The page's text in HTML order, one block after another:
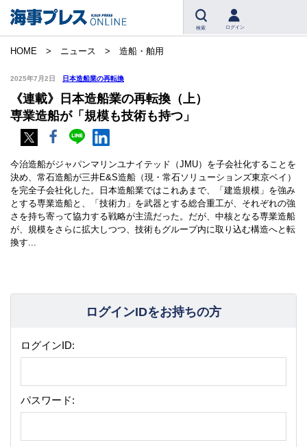
検索 ログイン
HOME ニュース 造船・舶用
2025年7月2日 日本造船業の再転換
《連載》日本造船業の再転換（上）
専業造船が「規模も技術も持つ」
今治造船がジャパンマリンユナイテッド（JMU）を子会社化することを
決め、常石造船が三井E&S造船（現・常石ソリューションズ東京ベイ）
を完全子会社化した。日本造船業ではこれあまで、「建造規模」を強み
とする専業造船と、「技術力」を武器とする総合重工が、それぞれの強
さを持ち寄って協力する戦略が主流だった。だが、中核となる専業造船
が、規模をさらに拡大しつつ、技術もグループ内に取り込む構造へと転
換す...
ログインIDをお持ちの方
ログインID:
パスワード: